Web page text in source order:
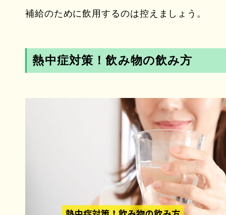
補給のために飲用するのは控えましょう。
熱中症対策！飲み物の飲み方